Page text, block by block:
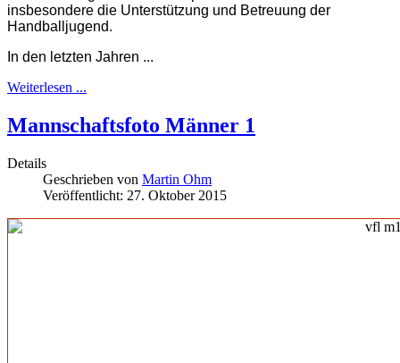
insbesondere die Unterstützung und Betreuung der
Handballjugend.
In den letzten Jahren ...
Weiterlesen ...
Mannschaftsfoto Männer 1
Details
Geschrieben von Martin Ohm
Veröffentlicht: 27. Oktober 2015